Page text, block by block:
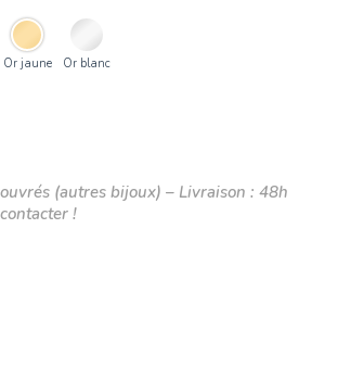
Or jaune Or blanc
(autres bijoux) – Livraison : 48h
!